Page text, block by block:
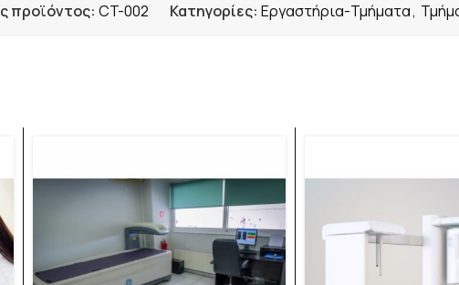
προϊόντος: CT-002 Κατηγορίες: Εργαστήρια-Τμήματα,